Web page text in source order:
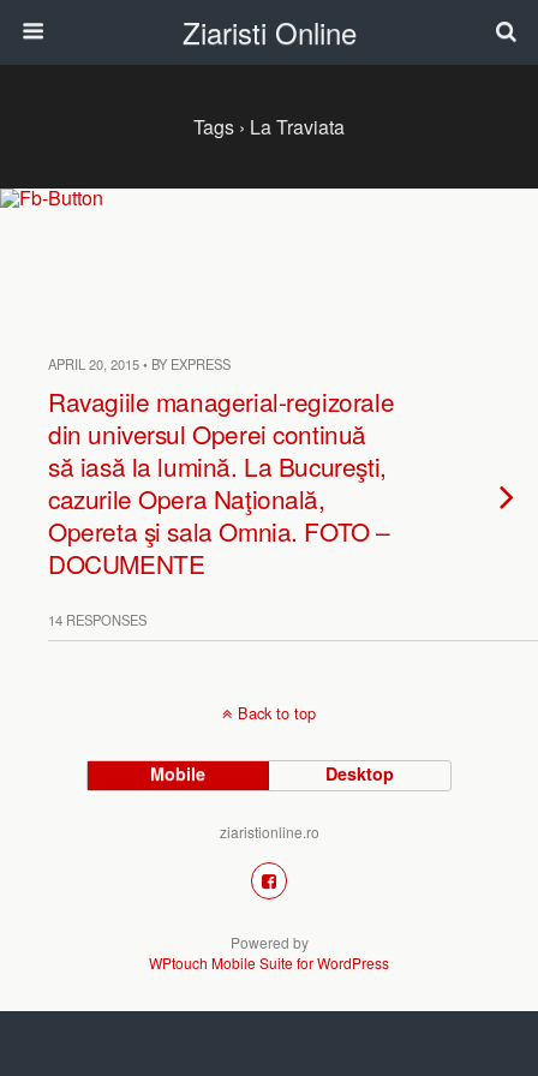
Ziaristi Online
Tags › La Traviata
APRIL 20, 2015 • BY EXPRESS
Ravagiile managerial-regizorale
din universul Operei continuă
să iasă la lumină. La Bucureşti,
cazurile Opera Naţională,
Opereta şi sala Omnia. FOTO –
DOCUMENTE
14 RESPONSES
Back to top
Mobile Desktop
ziaristionline.ro
Powered by
WPtouch Mobile Suite for WordPress